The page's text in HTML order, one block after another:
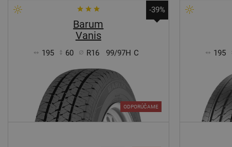
-39%
Barum
Vanis
195 60 R16 99/97H C
ODPORÚČAME
195